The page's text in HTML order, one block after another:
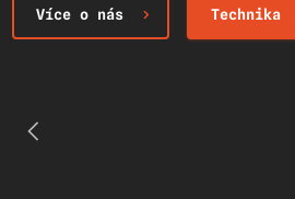
Více o nás Technika